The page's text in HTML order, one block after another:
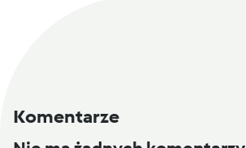
Komentarze